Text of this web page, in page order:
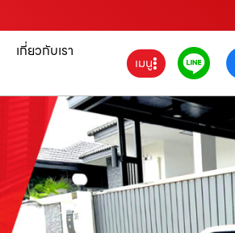
เกี่ยวกับเรา
เมนู